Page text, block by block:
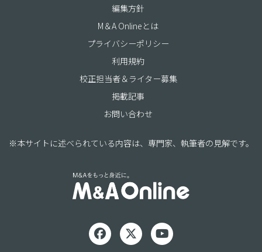
編集方針
M＆A Onlineとは
プライバシーポリシー
利用規約
校正担当者＆ライター募集
掲載記事
お問い合わせ
※本サイトに述べられている内容は、専門家、執筆者の見解です。